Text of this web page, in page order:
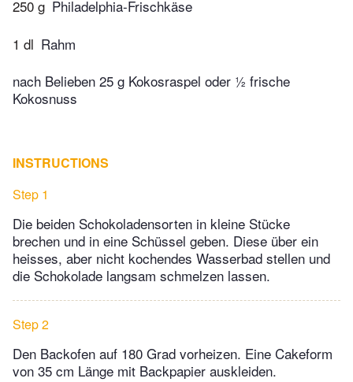
250 g Philadelphia-Frischkäse
1 dl Rahm
nach Belieben 25 g Kokosraspel oder ½ frische
Kokosnuss
INSTRUCTIONS
Step 1
Die beiden Schokoladensorten in kleine Stücke
brechen und in eine Schüssel geben. Diese über ein
heisses, aber nicht kochendes Wasserbad stellen und
die Schokolade langsam schmelzen lassen.
Step 2
Den Backofen auf 180 Grad vorheizen. Eine Cakeform
von 35 cm Länge mit Backpapier auskleiden.